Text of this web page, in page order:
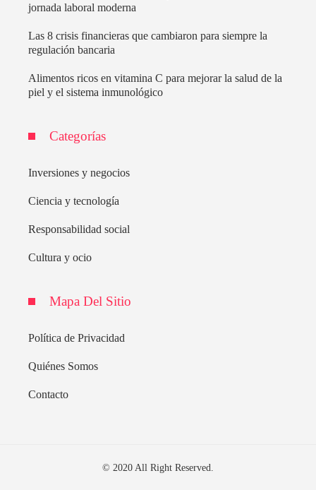
jornada laboral moderna
Las 8 crisis financieras que cambiaron para siempre la
regulación bancaria
Alimentos ricos en vitamina C para mejorar la salud de la
piel y el sistema inmunológico
Categorías
Inversiones y negocios
Ciencia y tecnología
Responsabilidad social
Cultura y ocio
Mapa Del Sitio
Política de Privacidad
Quiénes Somos
Contacto
© 2020 All Right Reserved.